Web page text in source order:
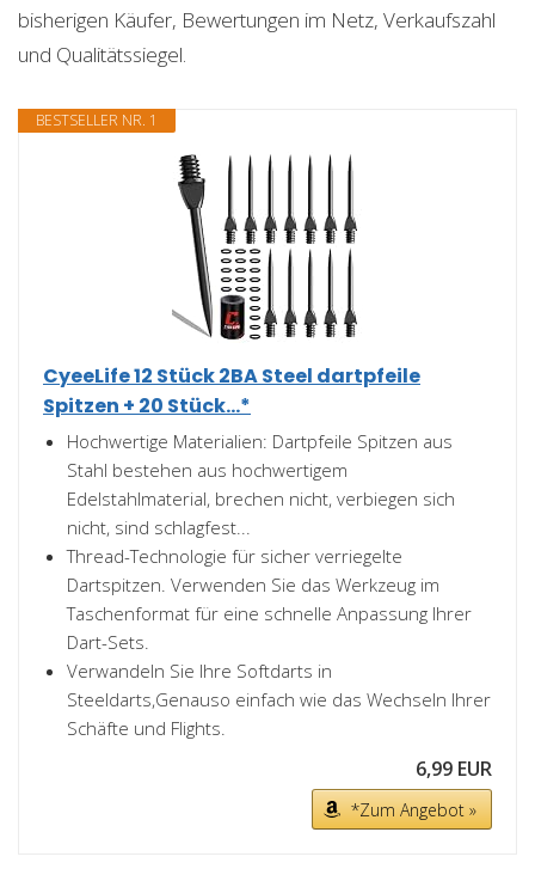
bisherigen Käufer, Bewertungen im Netz, Verkaufszahl
und Qualitätssiegel.
BESTSELLER NR. 1
CyeeLife 12 Stück 2BA Steel dartpfeile
Spitzen + 20 Stück...*
Hochwertige Materialien: Dartpfeile Spitzen aus
Stahl bestehen aus hochwertigem
Edelstahlmaterial, brechen nicht, verbiegen sich
nicht, sind schlagfest...
Thread-Technologie für sicher verriegelte
Dartspitzen. Verwenden Sie das Werkzeug im
Taschenformat für eine schnelle Anpassung Ihrer
Dart-Sets.
Verwandeln Sie Ihre Softdarts in
Steeldarts,Genauso einfach wie das Wechseln Ihrer
Schäfte und Flights.
6,99 EUR
*Zum Angebot »